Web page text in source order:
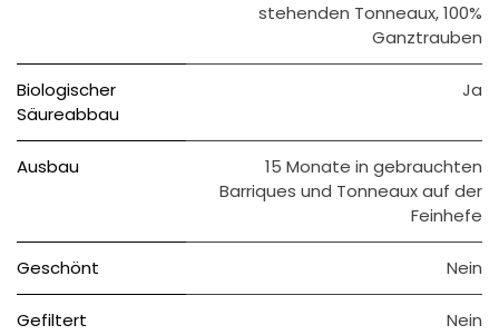
stehenden Tonneaux, 100%
Ganztrauben
Biologischer
Säureabbau
Ja
Ausbau
15 Monate in gebrauchten
Barriques und Tonneaux auf der
Feinhefe
Geschönt Nein
Gefiltert Nein